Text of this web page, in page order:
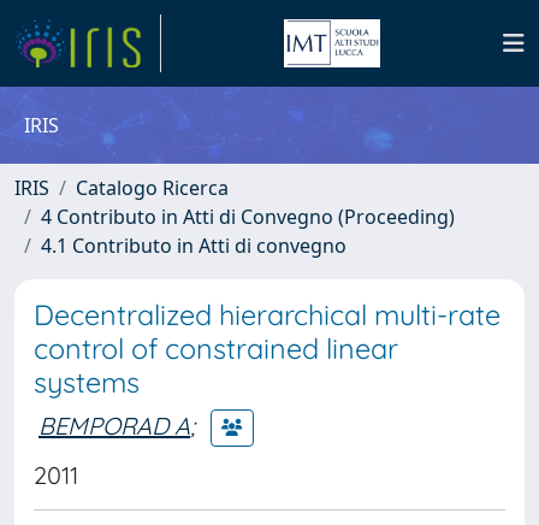
IRIS
IRIS
Catalogo Ricerca
4 Contributo in Atti di Convegno (Proceeding)
4.1 Contributo in Atti di convegno
Decentralized hierarchical multi-rate
control of constrained linear
systems
BEMPORAD A;
2011